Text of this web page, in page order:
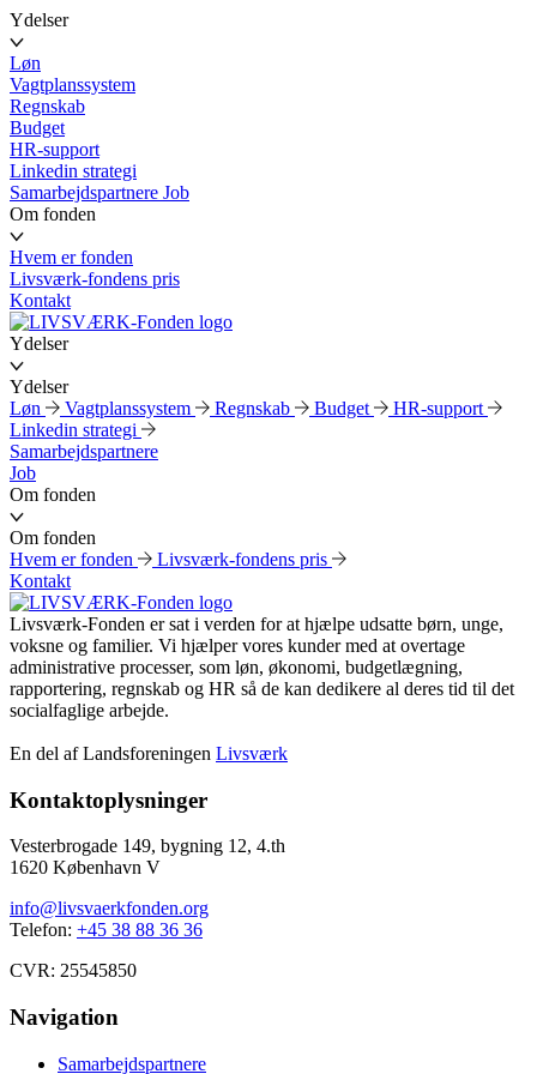
Ydelser
Løn
Vagtplanssystem
Regnskab
Budget
HR-support
Linkedin strategi
Samarbejdspartnere Job
Om fonden
Hvem er fonden
Livsværk-fondens pris
Kontakt
Ydelser
Ydelser
Løn
Vagtplanssystem Regnskab Budget
HR-support
Linkedin strategi
Samarbejdspartnere
Job
Om fonden
Om fonden
Hvem er fonden
Livsværk-fondens pris
Kontakt
Livsværk-Fonden er sat i verden for at hjælpe udsatte børn, unge,
voksne og familier. Vi hjælper vores kunder med at overtage
administrative processer, som løn, økonomi, budgetlægning,
rapportering, regnskab og HR så de kan dedikere al deres tid til det
socialfaglige arbejde.
En del af Landsforeningen Livsværk
Kontaktoplysninger
Vesterbrogade 149, bygning 12, 4.th
1620 København V
info@livsvaerkfonden.org
Telefon: +45 38 88 36 36
CVR: 25545850
Navigation
Samarbejdspartnere